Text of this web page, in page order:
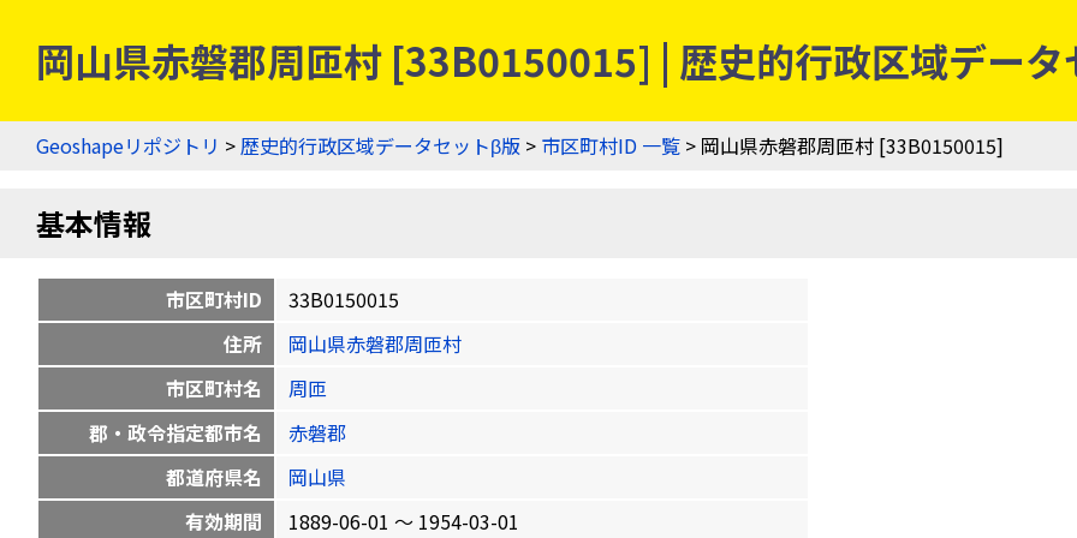
岡山県赤磐郡周匝村 [33B0150015] | 歴史的行政区域デー
Geoshapeリポジトリ >歴史的行政区域データセットβ版 > 市区町村ID 一覧 > 岡山県赤磐郡周匝村 [33B0150015]
基本情報
市区町村ID
33B0150015
住所
岡山県赤磐郡周匝村
市区町村名
周匝
郡・政令指定都市名
赤磐郡
都道府県名
岡山県
有効期間
1889-06-01 〜 1954-03-01